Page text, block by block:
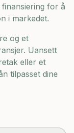
for å
i markedet.
og et
Uansett
eller et
tilpasset dine